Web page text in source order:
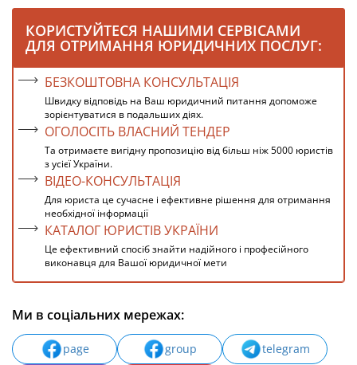
КОРИСТУЙТЕСЯ НАШИМИ СЕРВІСАМИ
ДЛЯ ОТРИМАННЯ ЮРИДИЧНИХ ПОСЛУГ:
БЕЗКОШТОВНА КОНСУЛЬТАЦІЯ
Швидку відповідь на Ваш юридичний питання допоможе
зорієнтуватися в подальших діях.
ОГОЛОСІТЬ ВЛАСНИЙ ТЕНДЕР
Та отримаєте вигідну пропозицію від більш ніж 5000 юристів
з усієї України.
ВІДЕО-КОНСУЛЬТАЦІЯ
Для юриста це сучасне і ефективне рішення для отримання
необхідної інформації
КАТАЛОГ ЮРИСТІВ УКРАЇНИ
Це ефективний спосіб знайти надійного і професійного
виконавця для Вашої юридичної мети
Ми в соціальних мережах:
page group
telegram